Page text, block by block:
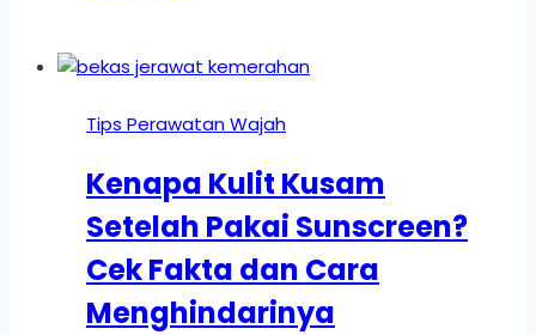
Tips Perawatan Wajah
Kenapa Kulit Kusam
Setelah Pakai Sunscreen?
Cek Fakta dan Cara
Menghindarinya